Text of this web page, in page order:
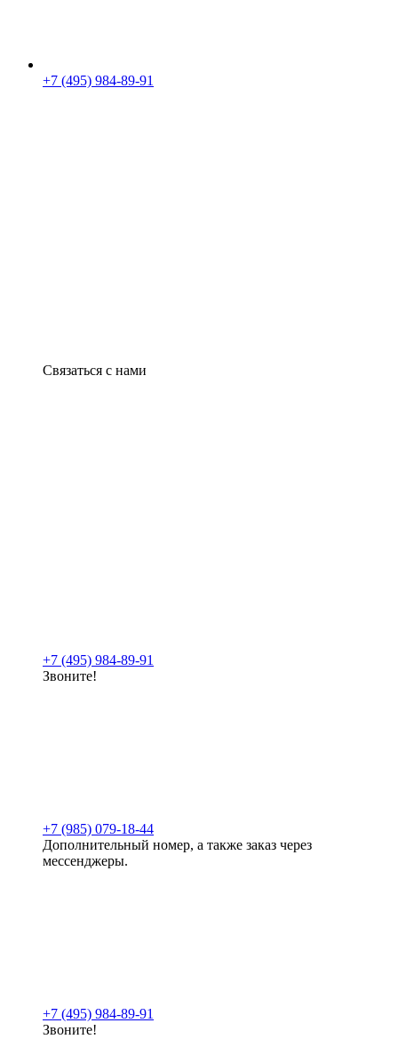
+7 (495) 984-89-91
Связаться с нами
+7 (495) 984-89-91
Звоните!
+7 (985) 079-18-44
Дополнительный номер, а также заказ через
мессенджеры.
+7 (495) 984-89-91
Звоните!